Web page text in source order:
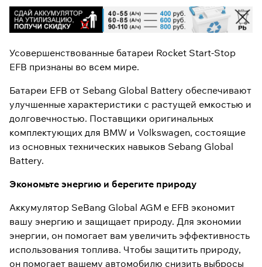
Усовершенствованные батареи Rocket Start-Stop
EFB признаны во всем мире.
Батареи EFB от Sebang Global Battery обеспечивают
улучшенные характеристики с растущей емкостью и
долговечностью. Поставщики оригинальных
комплектующих для BMW и Volkswagen, состоящие
из основных технических навыков Sebang Global
Battery.
Экономьте энергию и берегите природу
Аккумулятор SeBang Global AGM e EFB экономит
вашу энергию и защищает природу. Для экономии
энергии, он помогает вам увеличить эффективность
использования топлива. Чтобы защитить природу,
он помогает вашему автомобилю снизить выбросы